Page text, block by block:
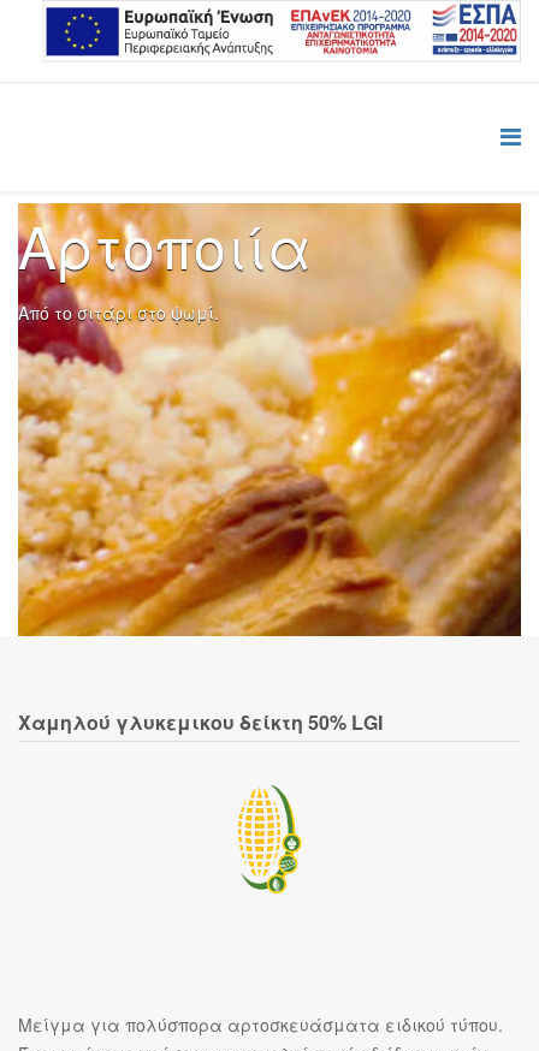
Αρτοποιία
Από το σιτάρι στο ψωμί.
Χαμηλού γλυκεμικου δείκτη 50% LGI
Μείγμα για πολύσπορα αρτοσκευάσματα ειδικού τύπου.